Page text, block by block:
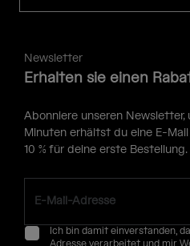
Newsletter
Erhalten sie einen
Abonniere unseren
Minuten erhältst du eine E-
10 % für deine erste Bestellung.
Ich bin damit einverstanden,